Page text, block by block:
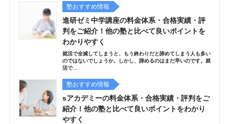
塾おすすめ情報
進研ゼミ中学講座の料金体系・合格実績・評
判をご紹介！他の塾と比べて良いポイントを
わかりやすく
就活で全滅してしまうと、もう終わりだと諦めてしまう人も多い
のではないでしょうか。しかし、諦めるのはまだ早いのです。就
活で...
塾おすすめ情報
sアカデミーの料金体系・合格実績・評判をご
紹介！他の塾と比べて良いポイントをわかり
やすく